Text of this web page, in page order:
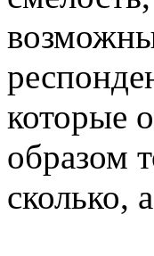
которые
образом
сколько,